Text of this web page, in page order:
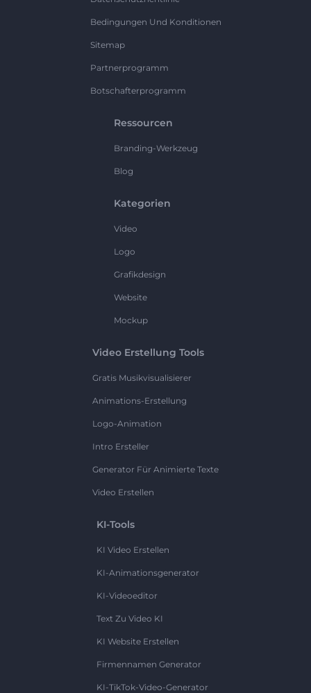
Bedingungen Und Konditionen
Sitemap
Partnerprogramm
Botschafterprogramm
Ressourcen
Branding-Werkzeug
Blog
Kategorien
Video
Logo
Grafikdesign
Website
Mockup
Video Erstellung Tools
Gratis Musikvisualisierer
Animations-Erstellung
Logo-Animation
Intro Ersteller
Generator Für Animierte Texte
Video Erstellen
KI-Tools
KI Video Erstellen
KI-Animationsgenerator
KI-Videoeditor
Text Zu Video KI
KI Website Erstellen
Firmennamen Generator
KI-TikTok-Video-Generator